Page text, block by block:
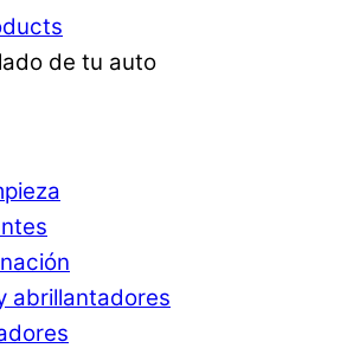
de tu auto
abrillantadores